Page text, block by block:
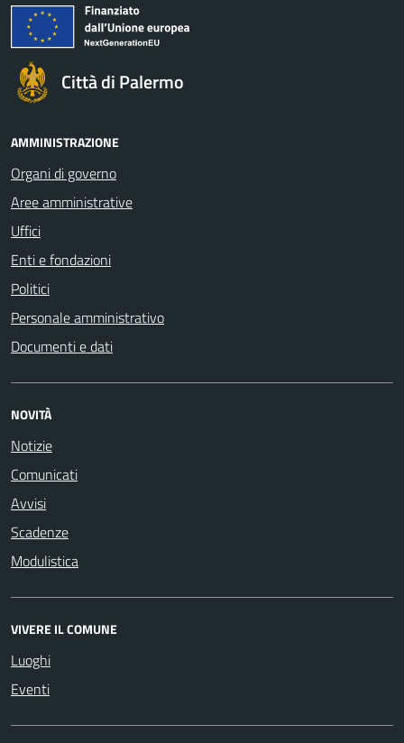
Città di Palermo
AMMINISTRAZIONE
Organi di governo
Aree amministrative
Uffici
Enti e fondazioni
Politici
Personale amministrativo
Documenti e dati
NOVITÀ
Notizie
Comunicati
Avvisi
Scadenze
Modulistica
VIVERE IL COMUNE
Luoghi
Eventi